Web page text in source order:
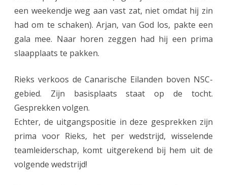
.
een weekendje weg aan vast zat, niet omdat hij zin
had om te schaken). Arjan, van God los, pakte een
gala mee. Naar horen zeggen had hij een prima
slaapplaats te pakken.
Rieks verkoos de Canarische Eilanden boven NSC-
gebied. Zijn basisplaats staat op de tocht.
Gesprekken volgen.
Echter, de uitgangspositie in deze gesprekken zijn
prima voor Rieks, het per wedstrijd, wisselende
teamleiderschap, komt uitgerekend bij hem uit de
volgende wedstrijd!